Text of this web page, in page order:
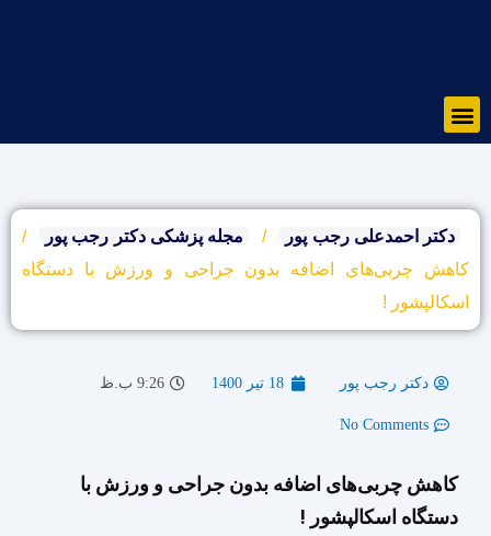
Menu
دکتر احمدعلی رجب پور / مجله پزشکی دکتر رجب پور
/
کاهش چربی‌های اضافه بدون جراحی و ورزش با دستگاه
اسکالپشور !
دکتر رجب پور 18 تیر 1400 9:26 ب.ظ
No Comments
کاهش چربی‌های اضافه بدون جراحی و ورزش با
دستگاه اسکالپشور !